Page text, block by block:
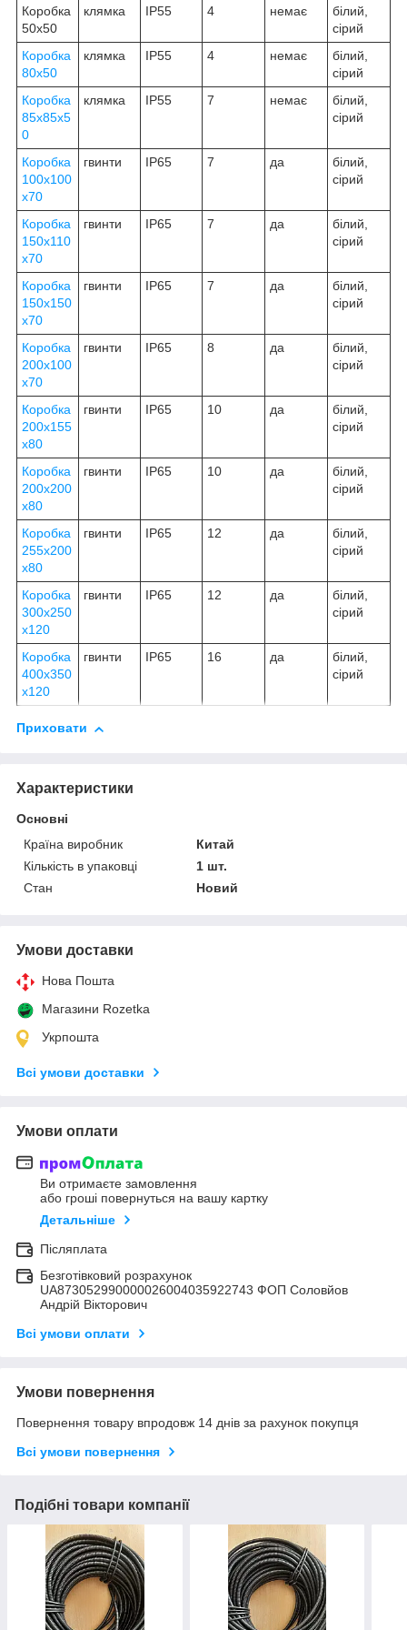
Коробка
50х50
клямка IP55 4 немає
білий,
сірий
Коробка
80х50
клямка IP55 4 немає
білий,
сірий
Коробка
85х85х5
0
клямка IP55 7 немає
білий,
сірий
Коробка
100х100
х70
гвинти IP65 7 да
білий,
сірий
Коробка
150х110
х70
гвинти IP65 7 да
білий,
сірий
Коробка
150х150
х70
гвинти IP65 7 да
білий,
сірий
Коробка
200х100
х70
гвинти IP65 8 да
білий,
сірий
Коробка
200х155
х80
гвинти IP65 10 да
білий,
сірий
Коробка
200х200
х80
гвинти IP65 10 да
білий,
сірий
Коробка
255х200
х80
гвинти IP65 12 да
білий,
сірий
Коробка
300х250
х120
гвинти IP65 12 да
білий,
сірий
Коробка
400х350
х120
гвинти IP65 16 да
білий,
сірий
Приховати
Характеристики
Основні
Країна виробник
Китай
Кількість в упаковці
1 шт.
Стан
Новий
Умови доставки
Нова Пошта
Магазини Rozetka
Укрпошта
Всі умови доставки
Умови оплати
Ви отримаєте замовлення
або гроші повернуться на вашу картку
Детальніше
Післяплата
Безготівковий розрахунок
UA873052990000026004035922743 ФОП Соловйов
Андрій Вікторович
Всі умови оплати
Умови повернення
Повернення товару впродовж 14 днів за рахунок покупця
Всі умови повернення
Подібні товари компанії